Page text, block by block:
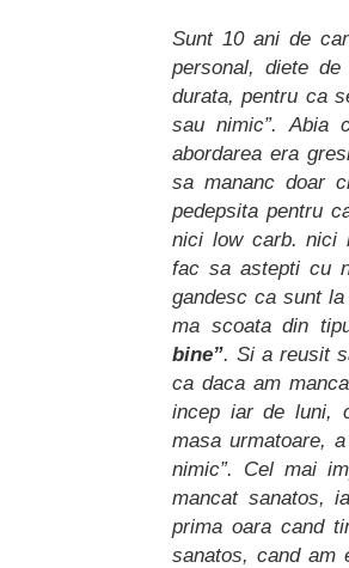
Sunt 10 ani de
personal, diete
durata, pentru ca
sau nimic”. Abia
abordarea era
sa mananc doar
pedepsita pentru
nici low carb. nici
fac sa astepti cu
gandesc ca sunt
ma scoata din
bine”. Si a reusit
ca daca am
incep iar de luni,
masa urmatoare,
nimic”. Cel mai
mancat sanatos,
prima oara cand
sanatos, cand am